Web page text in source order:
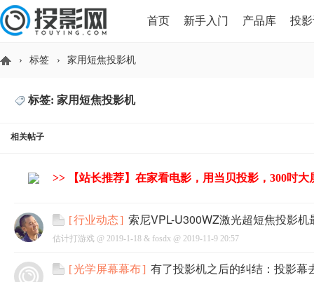
首页 新手入门 产品库 投
HDMI版本对比 导读
› 标签 › 家用短焦投影机
标签: 家用短焦投影机
相关帖子
>> 【站长推荐】在家看电影，用当贝投影，300吋
[行业动态] 索尼VPL-U300WZ激光超短焦投影机
估计打游戏 @ 2019-1-18 & fosdx @ 2019-11-9 20:57
[光学屏幕幕布] 有了投影机之后的纠结：投影幕